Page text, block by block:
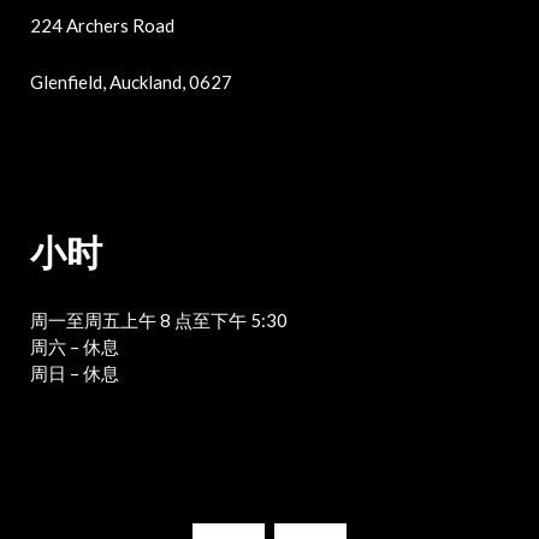
224 Archers Road
Glenfield, Auckland, 0627
小时
周一至周五上午 8 点至下午 5:30
周六 – 休息
周日 – 休息